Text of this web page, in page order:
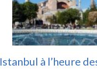
Istanbul à l’heure